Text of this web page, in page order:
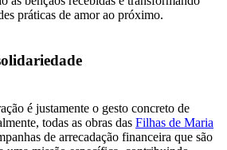
práticas de amor ao próximo.
é justamente o gesto concreto de
todas as obras das Filhas de Maria
de arrecadação financeira que são